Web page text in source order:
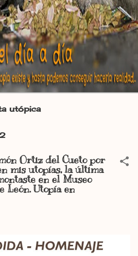
utópica
Ortiz del Cueto por
mis utopías, la última
en el Museo
León. Utopía en